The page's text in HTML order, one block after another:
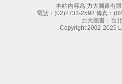
本站內容為 力大圖書有
電話： (02)2733-2592 傳真：
力大圖書：台
Copyright 2002-2025